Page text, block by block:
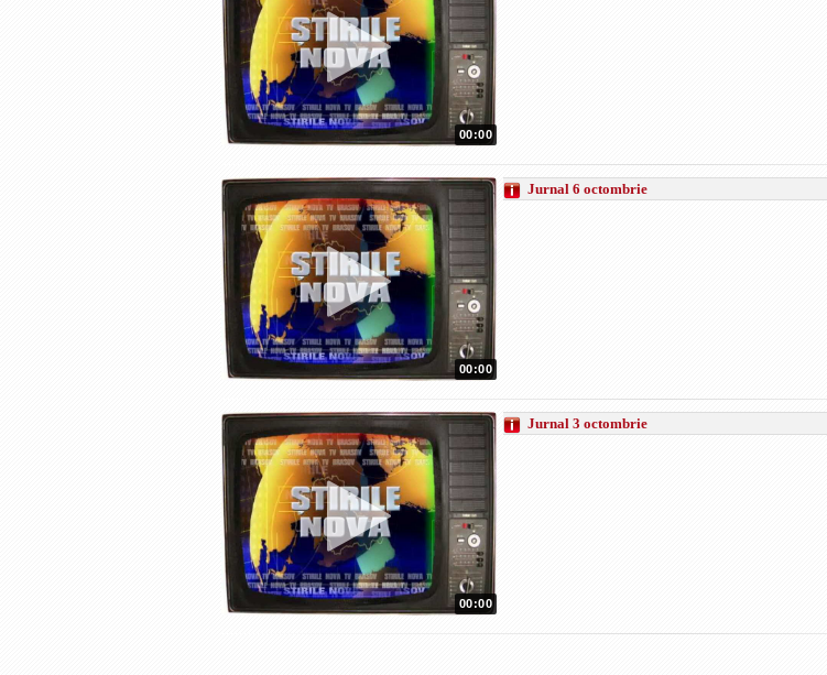
00:00
00:00
Jurnal 6 octombrie
00:00
Jurnal 3 octombrie